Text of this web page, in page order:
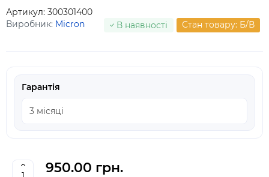
Артикул: 300301400
Виробник: Micron В наявності Стан товару: Б/В
Гарантія
950.00 грн.